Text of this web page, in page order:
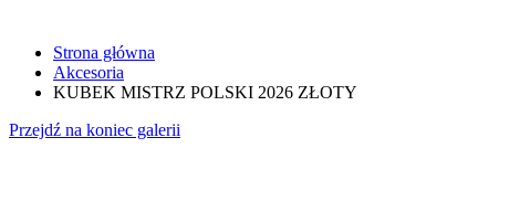
Strona główna
Akcesoria
KUBEK MISTRZ POLSKI 2026 ZŁOTY
Przejdź na koniec galerii